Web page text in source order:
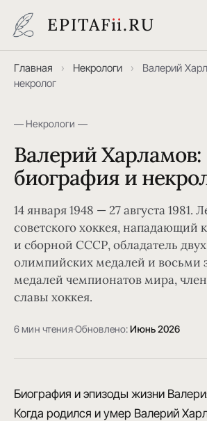
EPITAFii.RU
Главная › Некрологи ›
Валерий
некролог
— Некрологи —
Валерий Харламов:
биография и
14 января 1948 — 27 августа 1981.
советского хоккея,
и сборной СССР, обладатель
олимпийских медалей и восьми
медалей чемпионатов мира, член
славы хоккея.
6 мин чтения·Обновлено:Июнь 2026
Биография и эпизоды жизни
Когда родился и умер Валерий